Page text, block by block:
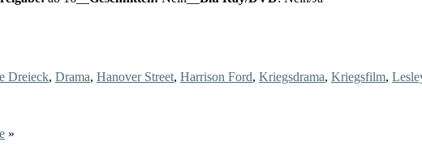
Dreieck, Drama, Hanover Street, Harrison Ford, Kriegsdrama, Kriegsfilm,
»